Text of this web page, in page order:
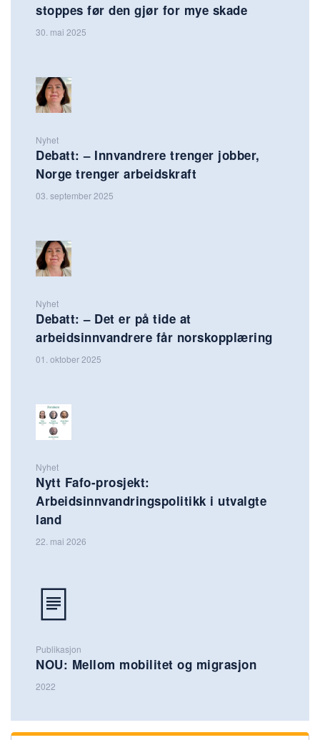
stoppes før den gjør for mye skade
30. mai 2025
Nyhet
Debatt: – Innvandrere trenger jobber,
Norge trenger arbeidskraft
03. september 2025
Nyhet
Debatt: – Det er på tide at
arbeidsinnvandrere får norskopplæring
01. oktober 2025
Nyhet
Nytt Fafo-prosjekt:
Arbeidsinnvandringspolitikk i utvalgte
land
22. mai 2026
Publikasjon
NOU: Mellom mobilitet og migrasjon
2022